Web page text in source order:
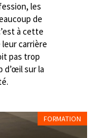
les
de
à cette
carrière
pas trop
d’œil sur la
FORMATION